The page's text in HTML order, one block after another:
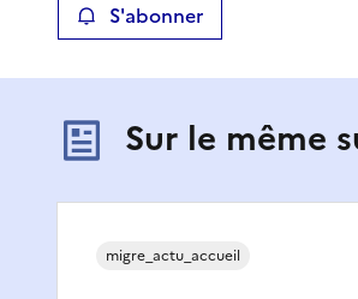
S'abonner
Sur le même
migre_actu_accueil